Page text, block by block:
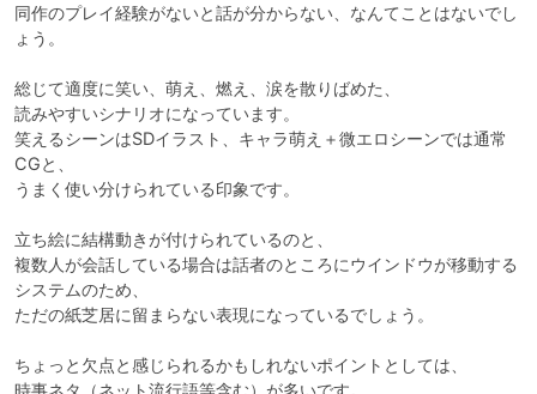
同作のプレイ経験がないと話が分からない、なんてことはないでし
ょう。
総じて適度に笑い、萌え、燃え、涙を散りばめた、
読みやすいシナリオになっています。
笑えるシーンはSDイラスト、キャラ萌え＋微エロシーンでは通常
CGと、
うまく使い分けられている印象です。
立ち絵に結構動きが付けられているのと、
複数人が会話している場合は話者のところにウインドウが移動する
システムのため、
ただの紙芝居に留まらない表現になっているでしょう。
ちょっと欠点と感じられるかもしれないポイントとしては、